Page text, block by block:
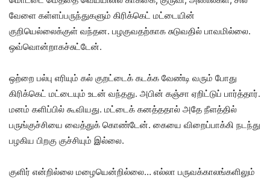
வேளை கள்ளப்பருந்துகளும் கிரிக்கெட் மட்டையின்
குறியெல்லைக்குள் வந்தன. பழகுவதற்காக சுடுவதில் பாவமில்லை.
ஒவ்வொன்றாகச்சுட்டேன்.
ஒற்றை பல்பு எரியும் கல் குறட்டைக் கடக்க வேண்டி வரும் போது
கிரிக்கெட் மட்டையும் உடன் வந்தது. அபின் கஞ்சா ஏறிட்டுப் பார்த்தார்.
மனம் களிப்பில் கூவியது. மட்டைக் கனத்ததால் அதே நீளத்தில்
பருங்குச்சியை வைத்துக் கொண்டேன். கையை விறைப்பாக்கி நடந்து
பழகிய பிறகு குச்சியும் இல்லை.
குளிர் என்றில்லை மழையென்றில்லை… எல்லா பருவக்காலங்களிலும்